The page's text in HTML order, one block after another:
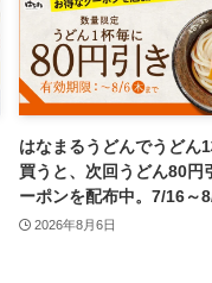
はなまるうどんでうどん
買うと、次回うどん80円
ーポンを配布中。7/16～8/
2026年8月6日